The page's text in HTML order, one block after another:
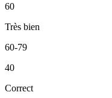
60
Très bien
60-79
40
Correct